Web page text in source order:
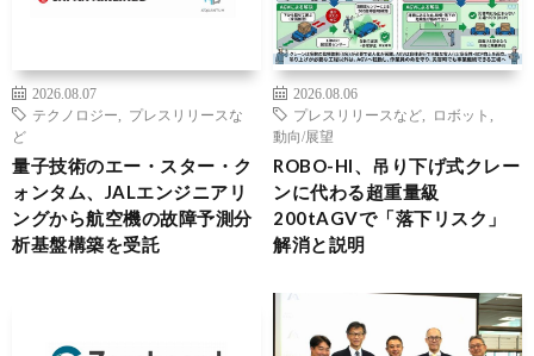
2026.08.07
テクノロジー
プレスリリースな
ど
量子技術のエー・スター・ク
ォンタム、JALエンジニアリ
ングから航空機の故障予測分
析基盤構築を受託
2026.08.06
プレスリリースなど
ロボット
動向/展望
ROBO-HI、吊り下げ式クレー
ンに代わる超重量級
200tAGVで「落下リスク」
解消と説明